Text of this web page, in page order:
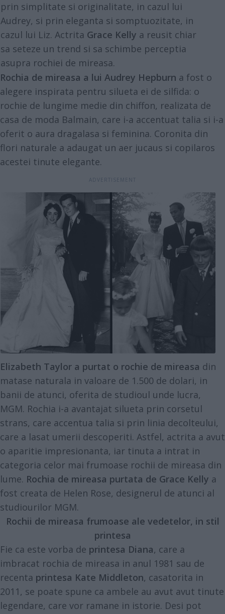
prin simplitate si originalitate, in cazul lui
Audrey, si prin eleganta si somptuozitate, in
cazul lui Liz. Actrita Grace Kelly a reusit chiar
sa seteze un trend si sa schimbe perceptia
asupra rochiei de mireasa.
Rochia de mireasa a lui Audrey Hepburn a fost o
alegere inspirata pentru silueta ei de silfida: o
rochie de lungime medie din chiffon, realizata de
casa de moda Balmain, care i-a accentuat talia si i-a
oferit o aura dragalasa si feminina. Coronita din
flori naturale a adaugat un aer jucaus si copilaros
acestei tinute elegante.
Elizabeth Taylor a purtat o rochie de mireasa din
matase naturala in valoare de 1.500 de dolari, in
banii de atunci, oferita de studioul unde lucra,
MGM. Rochia i-a avantajat silueta prin corsetul
strans, care accentua talia si prin linia decolteului,
care a lasat umerii descoperiti. Astfel, actrita a avut
o aparitie impresionanta, iar tinuta a intrat in
categoria celor mai frumoase rochii de mireasa din
lume. Rochia de mireasa purtata de Grace Kelly a
fost creata de Helen Rose, designerul de atunci al
studiourilor MGM.
Rochii de mireasa frumoase ale vedetelor, in stil
printesa
Fie ca este vorba de printesa Diana, care a
imbracat rochia de mireasa in anul 1981 sau de
recenta printesa Kate Middleton, casatorita in
2011, se poate spune ca ambele au avut avut tinute
legendare, care vor ramane in istorie. Desi pot